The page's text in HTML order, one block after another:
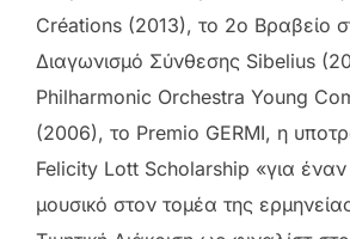
Créations (2013), το 2ο Βραβείο
Διαγωνισμό Σύνθεσης Sibelius
Philharmonic Orchestra Young
(2006), το Premio GERMI, η
Felicity Lott Scholarship «για
μουσικό στον τομέα της